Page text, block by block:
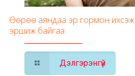
Өөрөө аяндаа эр гормон ихсэж
эршиж байгаа
Дэлгэрэнгүй